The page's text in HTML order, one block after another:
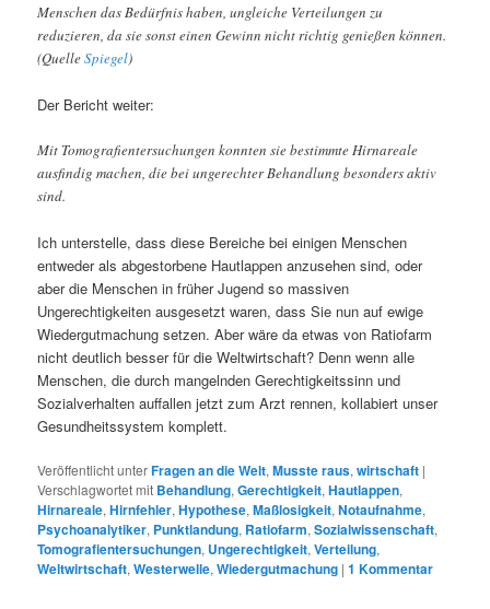
Menschen das Bedürfnis haben, ungleiche Verteilungen zu
reduzieren, da sie sonst einen Gewinn nicht richtig genießen können.
(QuelleSpiegel)
Der Bericht weiter:
Mit Tomografientersuchungen konnten sie bestimmte Hirnareale
ausfindig machen, die bei ungerechter Behandlung besonders aktiv
sind.
Ich unterstelle, dass diese Bereiche bei einigen Menschen
entweder als abgestorbene Hautlappen anzusehen sind, oder
aber die Menschen in früher Jugend so massiven
Ungerechtigkeiten ausgesetzt waren, dass Sie nun auf ewige
Wiedergutmachung setzen. Aber wäre da etwas von Ratiofarm
nicht deutlich besser für die Weltwirtschaft? Denn wenn alle
Menschen, die durch mangelnden Gerechtigkeitssinn und
Sozialverhalten auffallen jetzt zum Arzt rennen, kollabiert unser
Gesundheitssystem komplett.
Veröffentlicht unterFragen an die Welt,Musste raus,wirtschaft |
Verschlagwortet mit Behandlung,Gerechtigkeit,Hautlappen,
Hirnareale,Hirnfehler,Hypothese,Maßlosigkeit,Notaufnahme,
Psychoanalytiker, Punktlandung, Ratiofarm,Sozialwissenschaft,
Tomografientersuchungen, Ungerechtigkeit,Verteilung,
Weltwirtschaft,Westerwelle,Wiedergutmachung |1 Kommentar